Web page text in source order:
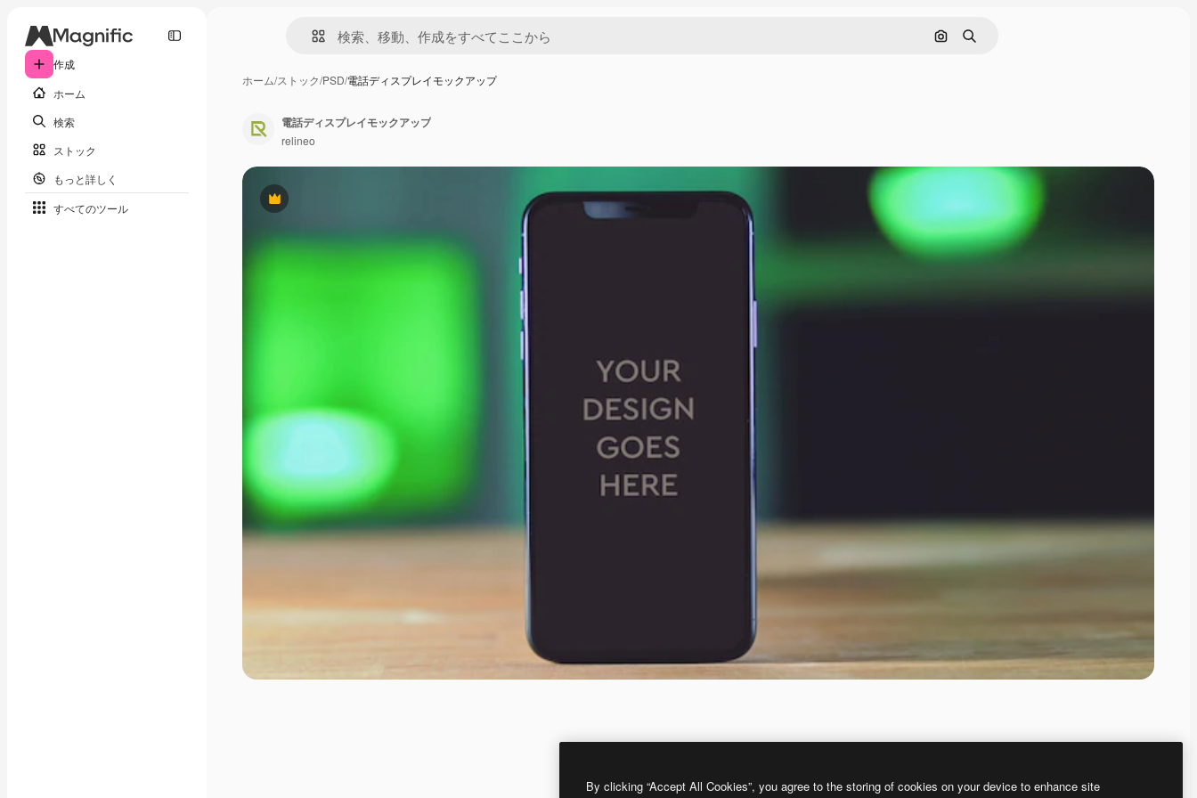
作成
ホーム
検索
ストック
もっと詳しく
すべてのツール
画像で検索
検索
ホーム/ストック/PSD/電話ディスプレイモックアップ
Premium
電話ディスプレイモックアップ
relineo
By clicking “Accept All Cookies”, you agree to the storing of cookies on your device to enhance site